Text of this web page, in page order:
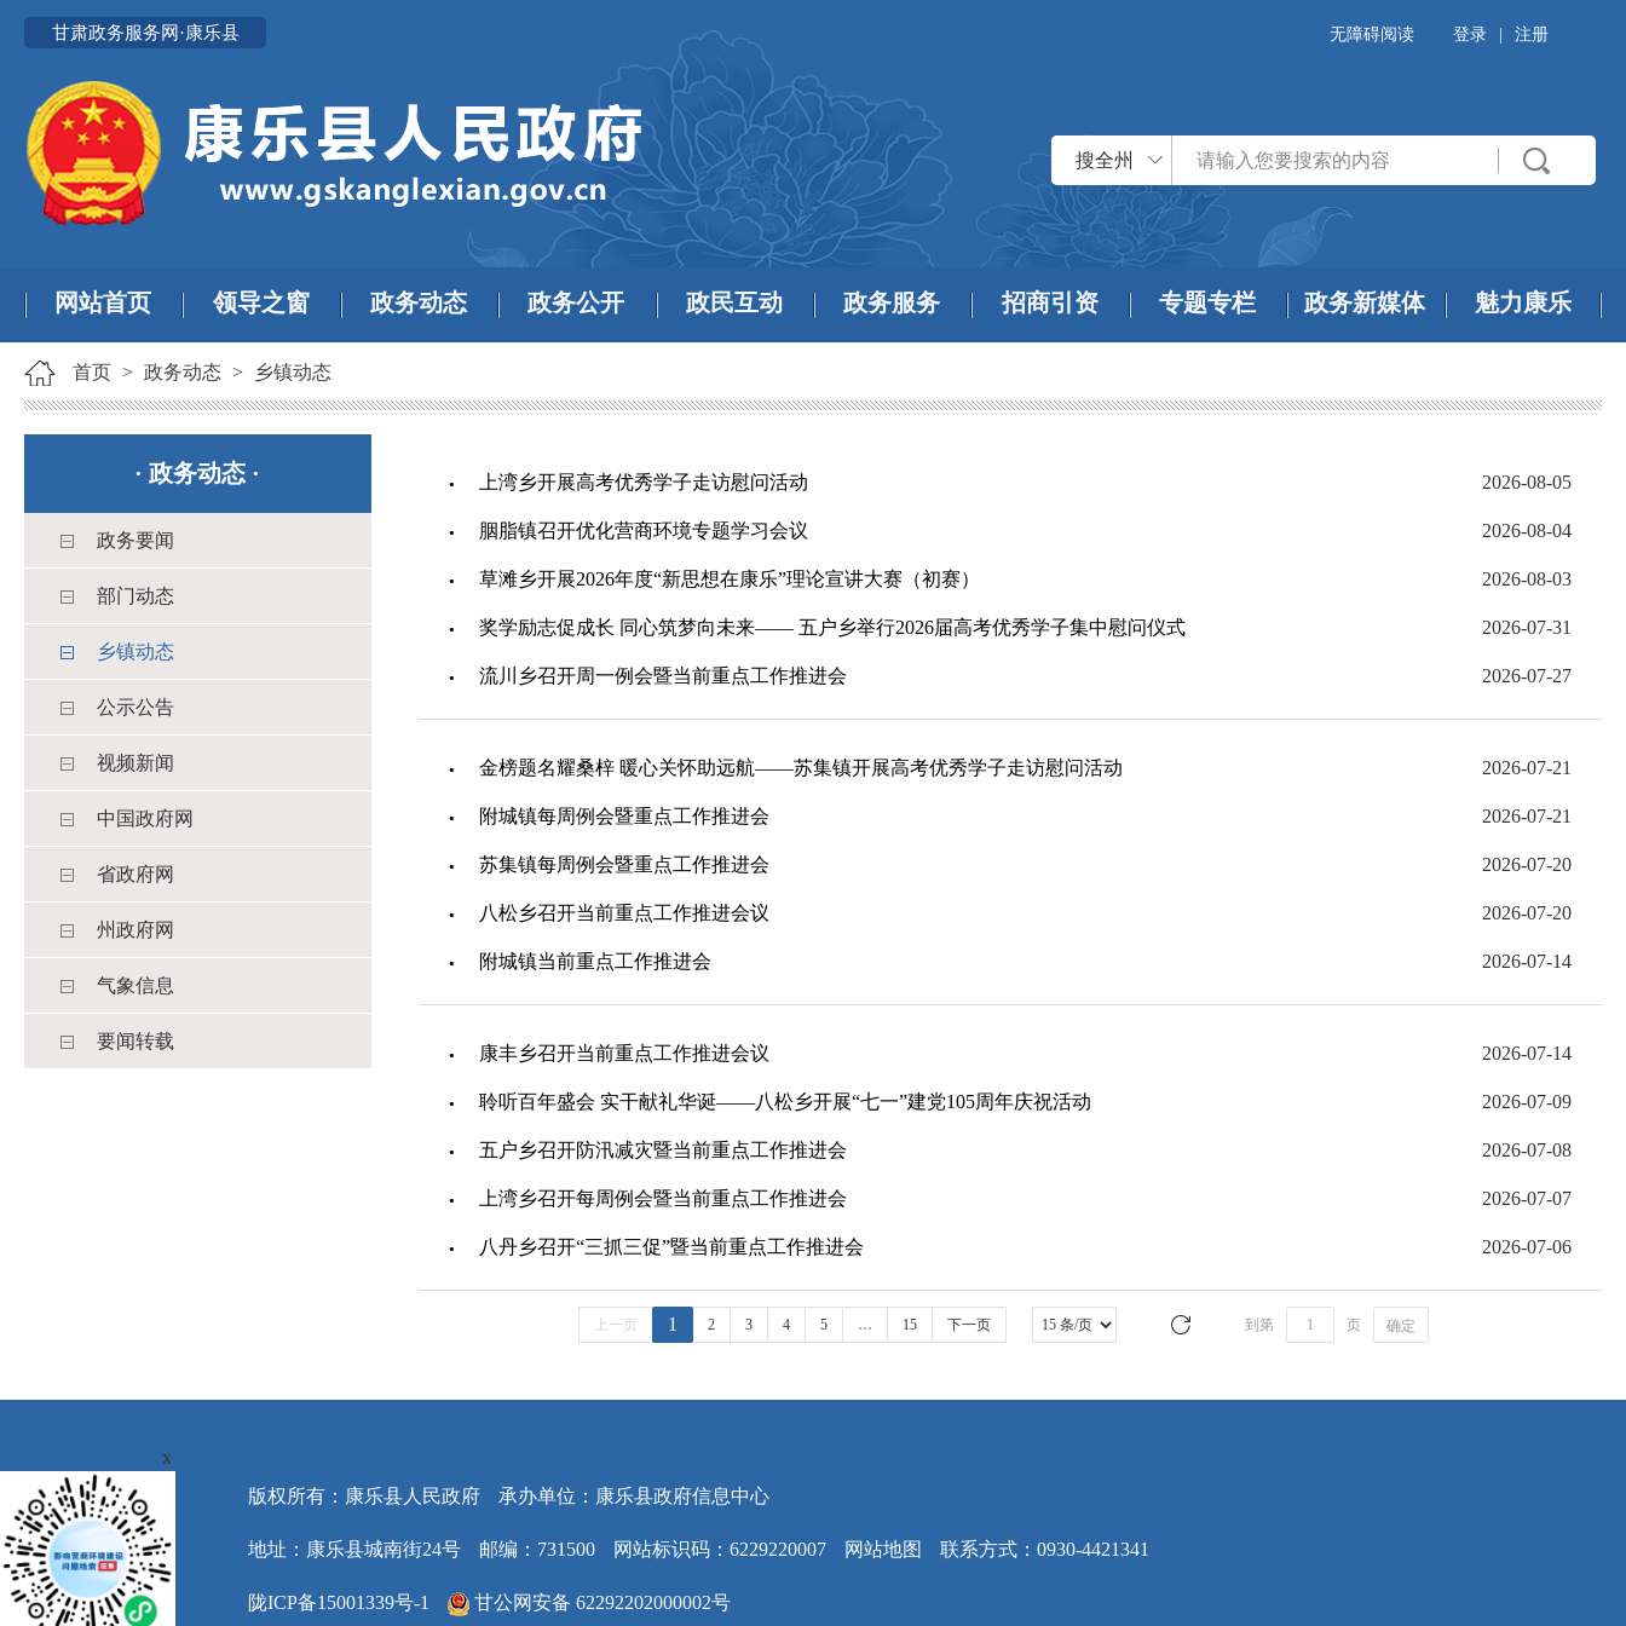
甘肃政务服务网·康乐县 无障碍阅读 登录 注册
搜全州
网站首页 领导之窗 政务动态 政务公开 政民互动 政务服务 招商引资 专题专栏 政务新媒体 魅力康乐
首页 > 政务动态 > 乡镇动态
·政务动态 ·
政务要闻
部门动态
乡镇动态
公示公告
视频新闻
中国政府网
省政府网
州政府网
气象信息
要闻转载
上湾乡开展高考优秀学子走访慰问活动 2026-08-05
胭脂镇召开优化营商环境专题学习会议 2026-08-04
草滩乡开展2026年度“新思想在康乐”理论宣讲大赛（初赛） 2026-08-03
奖学励志促成长 同心筑梦向未来—— 五户乡举行2026届高考优秀学子集中慰问仪式 2026-07-31
流川乡召开周一例会暨当前重点工作推进会 2026-07-27
金榜题名耀桑梓 暖心关怀助远航——苏集镇开展高考优秀学子走访慰问活动 2026-07-21
附城镇每周例会暨重点工作推进会 2026-07-21
苏集镇每周例会暨重点工作推进会 2026-07-20
八松乡召开当前重点工作推进会议 2026-07-20
附城镇当前重点工作推进会 2026-07-14
康丰乡召开当前重点工作推进会议 2026-07-14
聆听百年盛会 实干献礼华诞——八松乡开展“七一”建党105周年庆祝活动 2026-07-09
五户乡召开防汛减灾暨当前重点工作推进会 2026-07-08
上湾乡召开每周例会暨当前重点工作推进会 2026-07-07
八丹乡召开“三抓三促”暨当前重点工作推进会 2026-07-06
上一页 1 2 3 4 5 … 15 下一页 到第 页 确定
版权所有：康乐县人民政府 承办单位：康乐县政府信息中心
地址：康乐县城南街24号 邮编：731500 网站标识码：6229220007 网站地图 联系方式：0930-4421341
陇ICP备15001339号-1 甘公网安备 62292202000002号
x